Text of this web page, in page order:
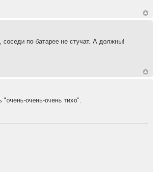
по батарее не стучат. А должны!
очень-очень тихо".